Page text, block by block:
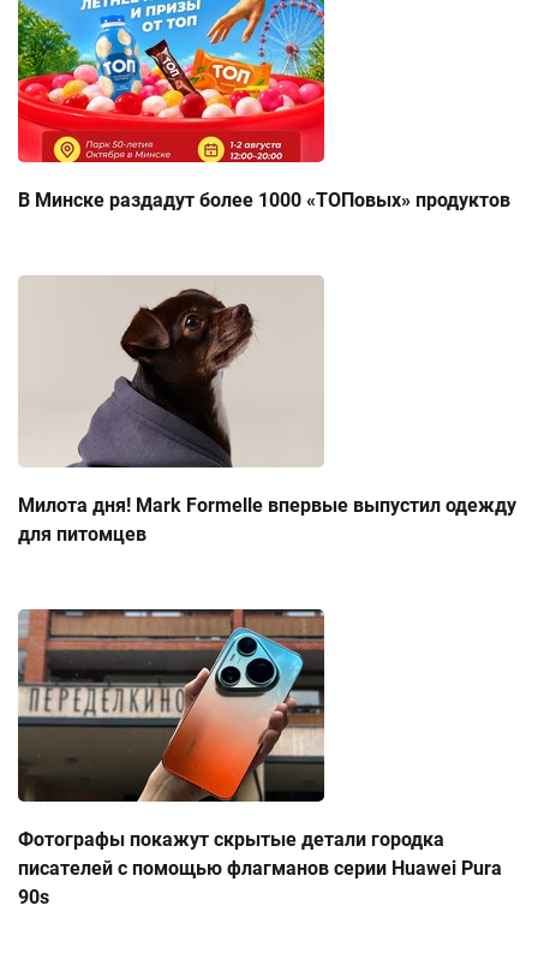
В Минске раздадут более 1000 «ТОПовых» продуктов
Милота дня! Mark Formelle впервые выпустил одежду
для питомцев
Фотографы покажут скрытые детали городка
писателей с помощью флагманов серии Huawei Pura
90s